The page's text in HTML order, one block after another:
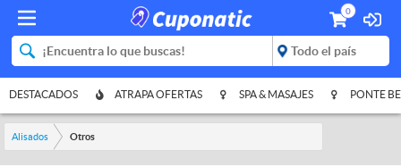
0
DESTACADOS ATRAPA OFERTAS SPA & MASAJES PONTE
Alisados Otros